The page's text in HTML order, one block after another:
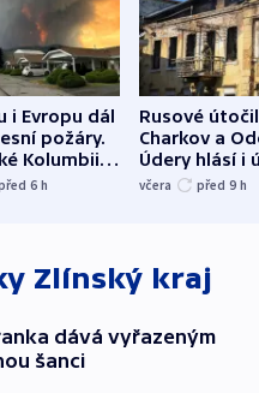
i Evropu dál
požáry.
Kolumbii
tisíce lidí
6 h
Rusové
Charkov a
Údery hlásí i
Bělgorodu
včera před 9 h
Zlínský kraj
dává vyřazeným
šanci